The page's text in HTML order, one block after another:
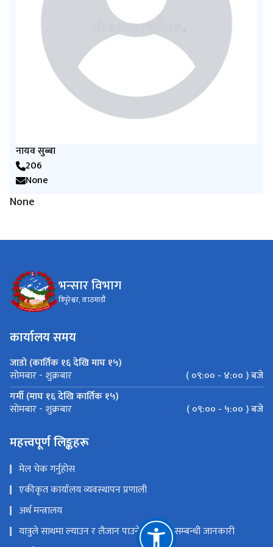
नायव सुब्बा
206
None
None
भन्सार विभाग
त्रिपुरेश्वर, काठमाडौं
कार्यालय समय
जाडो (कार्तिक १६ देखि माघ १५)
सोमबार - शुक्रबार
( ०९:०० - ४:०० ) बजे
गर्मी (माघ १६ देखि कार्तिक १५)
सोमबार - शुक्रबार ( ०९:०० - ५:०० ) बजे
महत्त्वपूर्ण लिङ्कहरू
मेल चेक गर्नुहोस
एकीकृत कार्यालय व्यवस्थापन प्रणाली
अर्थ मन्त्रालय
यात्रुले साथमा ल्याउन र लैजान पाउने मालवस्तु सम्बन्धी जानकारी